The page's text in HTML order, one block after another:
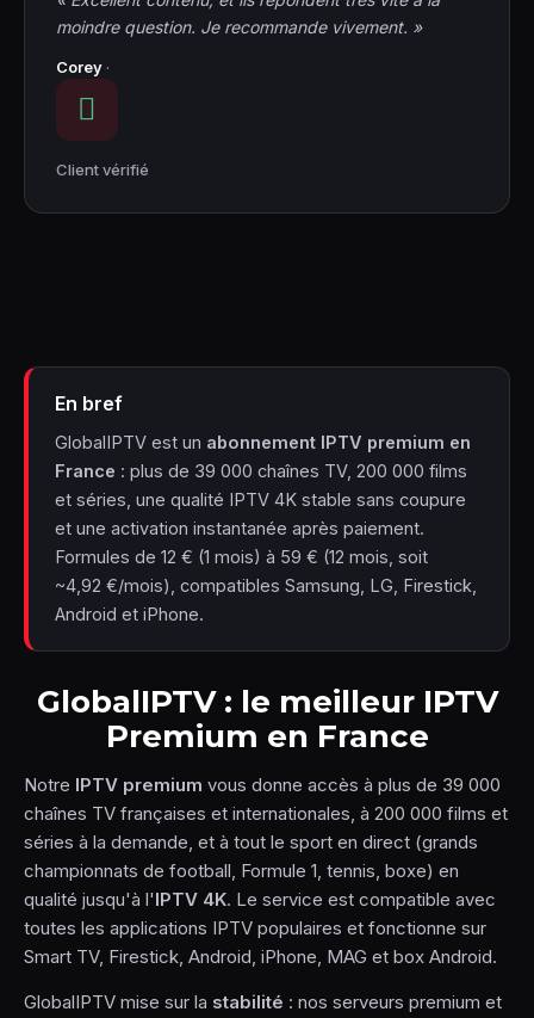
moindre question. Je recommande vivement. »
Corey ·
Client vérifié
En bref
GlobalIPTV est un abonnement IPTV premium en
France : plus de 39 000 chaînes TV, 200 000 films
et séries, une qualité IPTV 4K stable sans coupure
et une activation instantanée après paiement.
Formules de 12 € (1 mois) à 59 € (12 mois, soit
~4,92 €/mois), compatibles Samsung, LG, Firestick,
Android et iPhone.
GlobalIPTV : le meilleur IPTV
Premium en France
Notre IPTV premium vous donne accès à plus de 39 000
chaînes TV françaises et internationales, à 200 000 films et
séries à la demande, et à tout le sport en direct (grands
championnats de football, Formule 1, tennis, boxe) en
qualité jusqu'à l'IPTV 4K. Le service est compatible avec
toutes les applications IPTV populaires et fonctionne sur
Smart TV, Firestick, Android, iPhone, MAG et box Android.
GlobalIPTV mise sur la stabilité : nos serveurs premium et